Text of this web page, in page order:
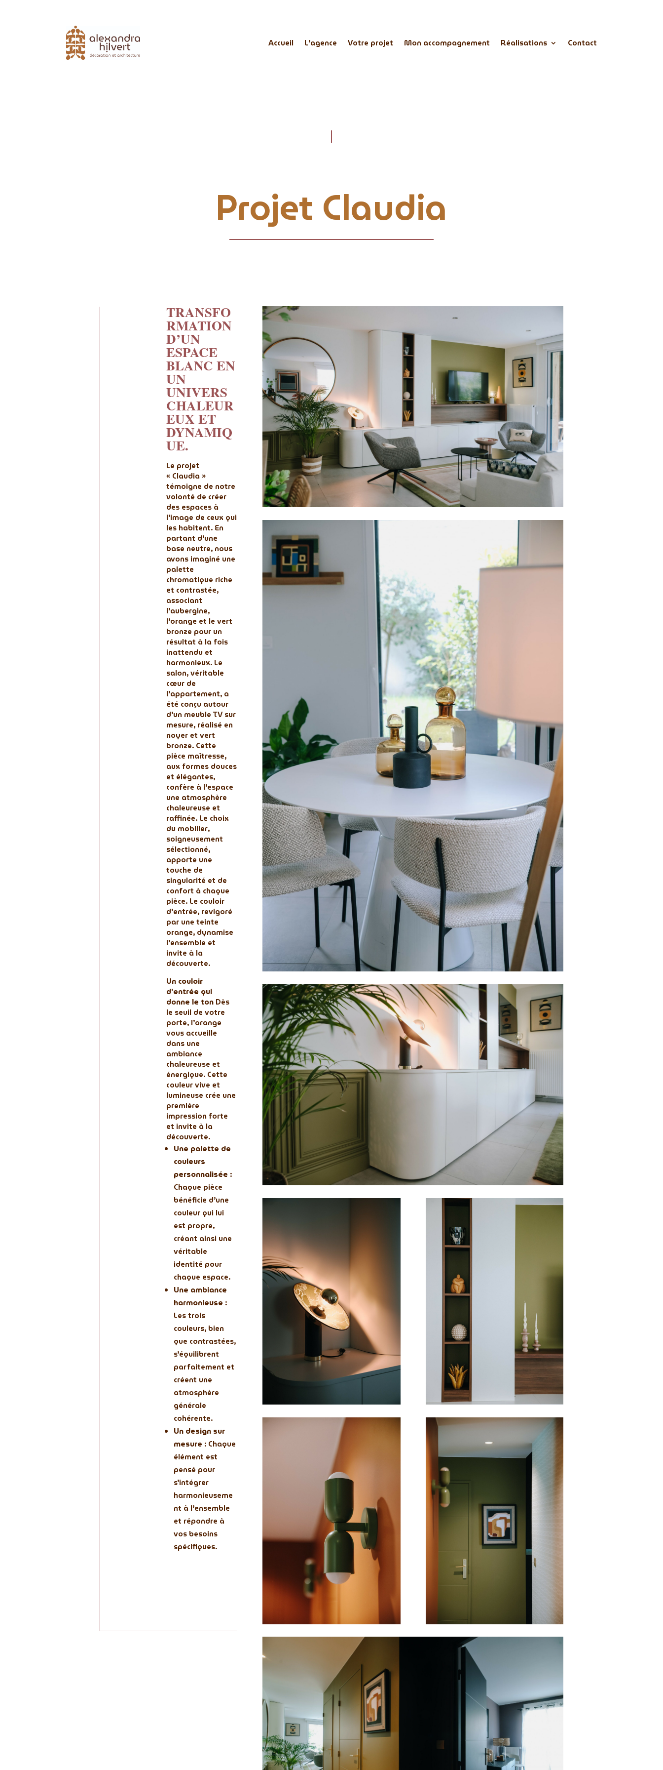
Accueil L’agence Votre projet Mon accompagnement Réalisations Contact
Projet Claudia
TRANSFO
RMATION
D’UN
ESPACE
BLANC EN
UN
UNIVERS
CHALEUR
EUX ET
DYNAMIQ
UE.
Le projet
« Claudia »
témoigne de notre
volonté de créer
des espaces à
l’image de ceux qui
les habitent. En
partant d’une
base neutre, nous
avons imaginé une
palette
chromatique riche
et contrastée,
associant
l’aubergine,
l’orange et le vert
bronze pour un
résultat à la fois
inattendu et
harmonieux. Le
salon, véritable
cœur de
l’appartement, a
été conçu autour
d’un meuble TV sur
mesure, réalisé en
noyer et vert
bronze. Cette
pièce maîtresse,
aux formes douces
et élégantes,
confère à l’espace
une atmosphère
chaleureuse et
raffinée. Le choix
du mobilier,
soigneusement
sélectionné,
apporte une
touche de
singularité et de
confort à chaque
pièce. Le couloir
d’entrée, revigoré
par une teinte
orange, dynamise
l’ensemble et
invite à la
découverte.
Un couloir
d’entrée qui
donne le tonDès
le seuil de votre
porte, l’orange
vous accueille
dans une
ambiance
chaleureuse et
énergique. Cette
couleur vive et
lumineuse crée une
première
impression forte
et invite à la
découverte.
Une palette de
couleurs
personnalisée :
Chaque pièce
bénéficie d’une
couleur qui lui
est propre,
créant ainsi une
véritable
identité pour
chaque espace.
Une ambiance
harmonieuse :
Les trois
couleurs, bien
que contrastées,
s’équilibrent
parfaitement et
créent une
atmosphère
générale
cohérente.
Un design sur
mesure : Chaque
élément est
pensé pour
s’intégrer
harmonieuseme
nt à l’ensemble
et répondre à
vos besoins
spécifiques.